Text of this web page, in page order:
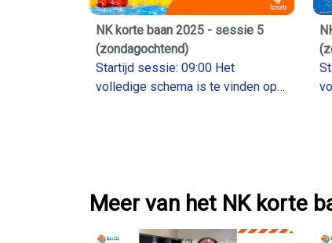
NK korte baan 2025 - sessie 5
(zondagochtend)
Startijd sessie: 09:00 Het
volledige schema is te vinden op
Meer van het NK korte